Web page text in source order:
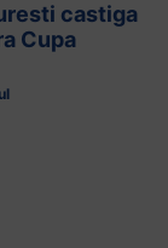
castiga
Cupa